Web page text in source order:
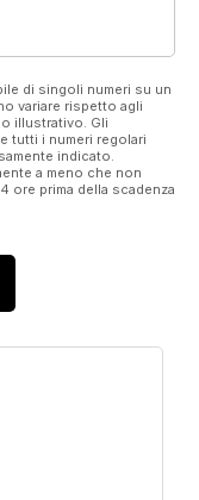
di singoli numeri su un
variare rispetto agli
illustrativo. Gli
tutti i numeri regolari
indicato.
a meno che non
ore prima della scadenza